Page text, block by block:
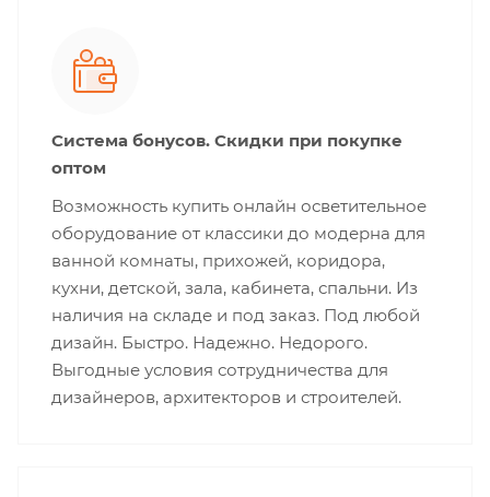
Система бонусов. Скидки при покупке
оптом
Возможность купить онлайн осветительное
оборудование от классики до модерна для
ванной комнаты, прихожей, коридора,
кухни, детской, зала, кабинета, спальни. Из
наличия на складе и под заказ. Под любой
дизайн. Быстро. Надежно. Недорого.
Выгодные условия сотрудничества для
дизайнеров, архитекторов и строителей.